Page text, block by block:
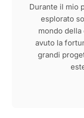
Durante il mio
esplorato
mondo
avuto la
grandi